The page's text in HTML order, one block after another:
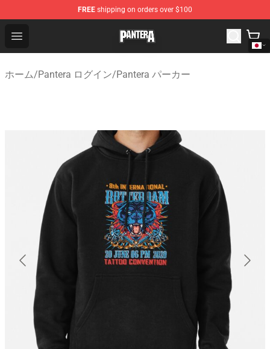
FREE shipping on orders over $100
Open menu
Pantera Store - Official Pantera Merchandise Shop
ホーム/Pantera ログイン/Pantera パーカー